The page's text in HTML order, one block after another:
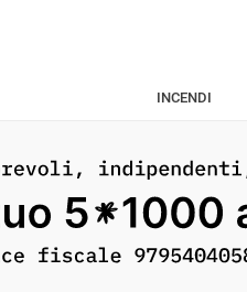
INCENDI